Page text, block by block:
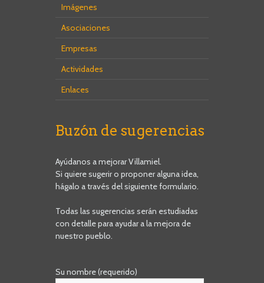
Imágenes
Asociaciones
Empresas
Actividades
Enlaces
Buzón de sugerencias
Ayúdanos a mejorar Villamiel.
Si quiere sugerir o proponer alguna idea,
hágalo a través del siguiente formulario.
Todas las sugerencias serán estudiadas
con detalle para ayudar a la mejora de
nuestro pueblo.
Su nombre (requerido)